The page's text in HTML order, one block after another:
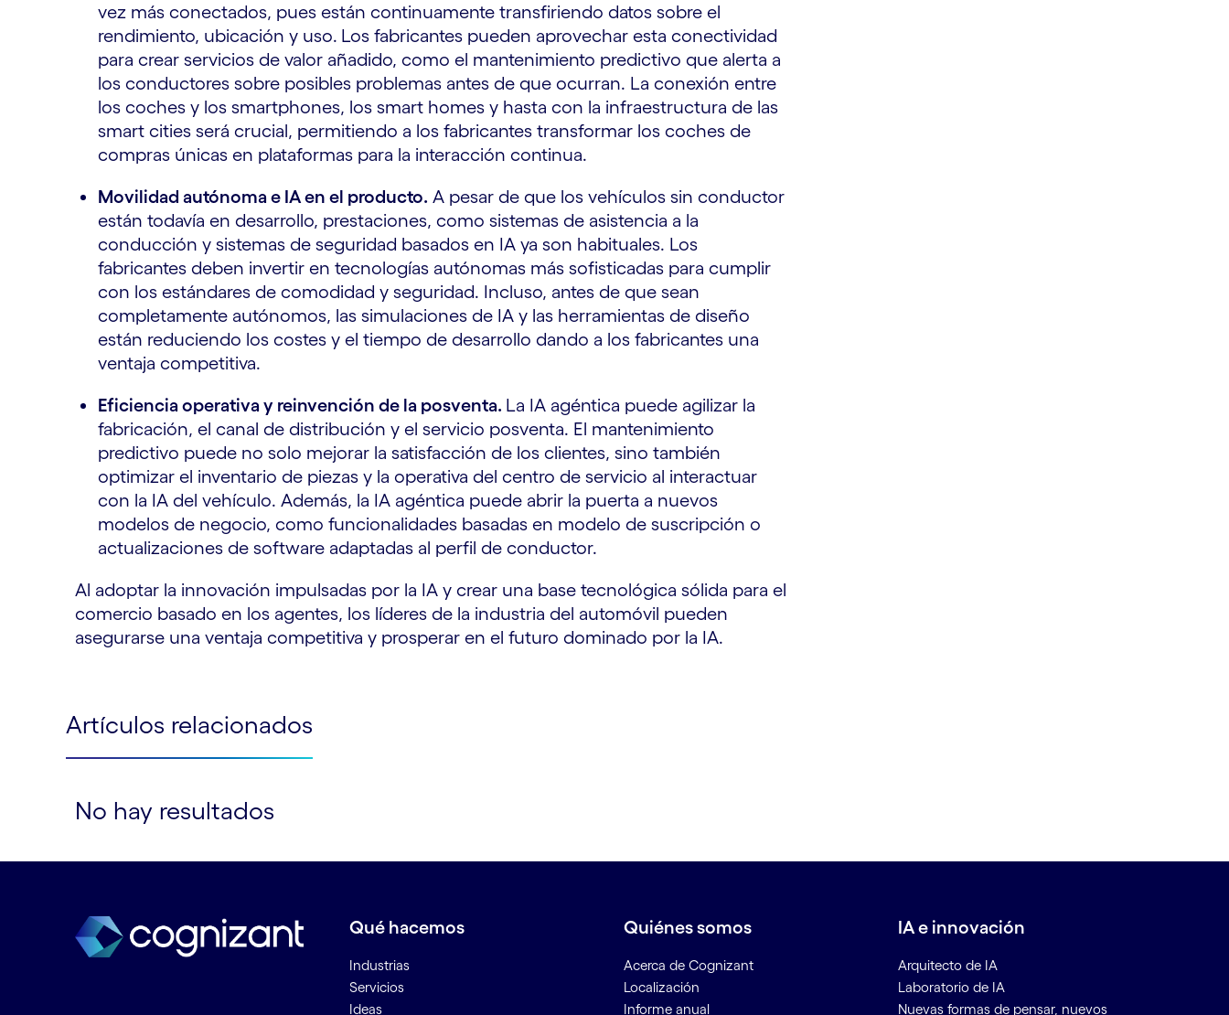
vez más conectados, pues están continuamente transfiriendo datos sobre el
rendimiento, ubicación y uso. Los fabricantes pueden aprovechar esta conectividad
para crear servicios de valor añadido, como el mantenimiento predictivo que alerta a
los conductores sobre posibles problemas antes de que ocurran. La conexión entre
los coches y los smartphones, los smart homes y hasta con la infraestructura de las
smart cities será crucial, permitiendo a los fabricantes transformar los coches de
compras únicas en plataformas para la interacción continua.
Movilidad autónoma e IA en el producto. A pesar de que los vehículos sin conductor
están todavía en desarrollo, prestaciones, como sistemas de asistencia a la
conducción y sistemas de seguridad basados en IA ya son habituales. Los
fabricantes deben invertir en tecnologías autónomas más sofisticadas para cumplir
con los estándares de comodidad y seguridad. Incluso, antes de que sean
completamente autónomos, las simulaciones de IA y las herramientas de diseño
están reduciendo los costes y el tiempo de desarrollo dando a los fabricantes una
ventaja competitiva.
Eficiencia operativa y reinvención de la posventa. La IA agéntica puede agilizar la
fabricación, el canal de distribución y el servicio posventa. El mantenimiento
predictivo puede no solo mejorar la satisfacción de los clientes, sino también
optimizar el inventario de piezas y la operativa del centro de servicio al interactuar
con la IA del vehículo. Además, la IA agéntica puede abrir la puerta a nuevos
modelos de negocio, como funcionalidades basadas en modelo de suscripción o
actualizaciones de software adaptadas al perfil de conductor.
Al adoptar la innovación impulsadas por la IA y crear una base tecnológica sólida para el
comercio basado en los agentes, los líderes de la industria del automóvil pueden
asegurarse una ventaja competitiva y prosperar en el futuro dominado por la IA.
Artículos relacionados
No hay resultados
Qué hacemos
Industrias
Servicios
Ideas
Quiénes somos
Acerca de Cognizant
Localización
Informe anual
IA e innovación
Arquitecto de IA
Laboratorio de IA
Nuevas formas de pensar, nuevos